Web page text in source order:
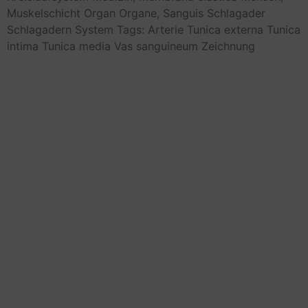
Muskelschicht Organ Organe, Sanguis Schlagader
Schlagadern System Tags: Arterie Tunica externa Tunica
intima Tunica media Vas sanguineum Zeichnung